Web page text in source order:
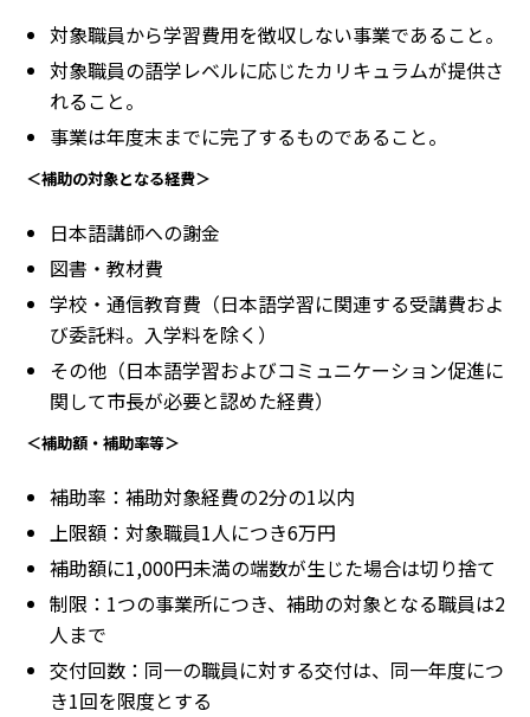
対象職員から学習費用を徴収しない事業であること。
対象職員の語学レベルに応じたカリキュラムが提供さ
れること。
事業は年度末までに完了するものであること。
＜補助の対象となる経費＞
日本語講師への謝金
図書・教材費
学校・通信教育費（日本語学習に関連する受講費およ
び委託料。入学料を除く）
その他（日本語学習およびコミュニケーション促進に
関して市長が必要と認めた経費）
＜補助額・補助率等＞
補助率：補助対象経費の2分の1以内
上限額：対象職員1人につき6万円
補助額に1,000円未満の端数が生じた場合は切り捨て
制限：1つの事業所につき、補助の対象となる職員は2
人まで
交付回数：同一の職員に対する交付は、同一年度につ
き1回を限度とする